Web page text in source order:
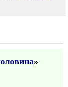
»